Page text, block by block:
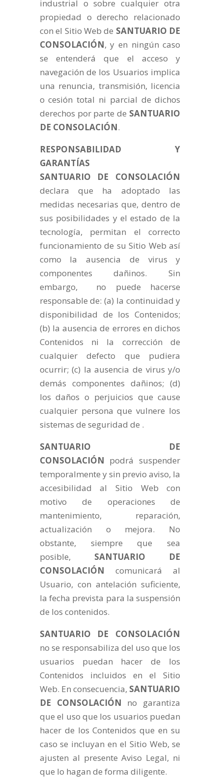
industrial o sobre cualquier otra
propiedad o derecho relacionado
con el Sitio Web de SANTUARIO DE
CONSOLACIÓN, y en ningún caso
se entenderá que el acceso y
navegación de los Usuarios implica
una renuncia, transmisión, licencia
o cesión total ni parcial de dichos
derechos por parte de SANTUARIO
DE CONSOLACIÓN.
RESPONSABILIDAD Y
GARANTÍAS
SANTUARIO DE CONSOLACIÓN
declara que ha adoptado las
medidas necesarias que, dentro de
sus posibilidades y el estado de la
tecnología, permitan el correcto
funcionamiento de su Sitio Web así
como la ausencia de virus y
componentes dañinos. Sin
embargo, no puede hacerse
responsable de: (a) la continuidad y
disponibilidad de los Contenidos;
(b) la ausencia de errores en dichos
Contenidos ni la corrección de
cualquier defecto que pudiera
ocurrir; (c) la ausencia de virus y/o
demás componentes dañinos; (d)
los daños o perjuicios que cause
cualquier persona que vulnere los
sistemas de seguridad de .
SANTUARIO DE
CONSOLACIÓN podrá suspender
temporalmente y sin previo aviso, la
accesibilidad al Sitio Web con
motivo de operaciones de
mantenimiento, reparación,
actualización o mejora. No
obstante, siempre que sea
posible, SANTUARIO DE
CONSOLACIÓN comunicará al
Usuario, con antelación suficiente,
la fecha prevista para la suspensión
de los contenidos.
SANTUARIO DE CONSOLACIÓN
no se responsabiliza del uso que los
usuarios puedan hacer de los
Contenidos incluidos en el Sitio
Web. En consecuencia, SANTUARIO
DE CONSOLACIÓN no garantiza
que el uso que los usuarios puedan
hacer de los Contenidos que en su
caso se incluyan en el Sitio Web, se
ajusten al presente Aviso Legal, ni
que lo hagan de forma diligente.